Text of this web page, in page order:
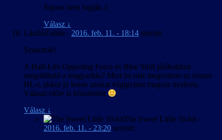
Sajnos nem fogják.:(
Válasz ↓
LászlóZoltán - 2016. feb. 11. - 18:14 szerint:
Sziasztok!
A Half-Life Opposing Force és Blue Shift játékokhoz
megoldható a magyarítás? Mert ha már megvettem az összes
HL-t, akkor jó lenne azokat végigvinni magyar nyelven.
Választ előre is köszönöm
Válasz ↓
The Sweet Little 16-bit -
2016. feb. 11. - 23:20 szerint: